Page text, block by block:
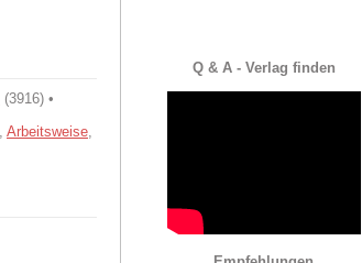
(3916) •
Arbeitsweise
Q & A - Verlag finden